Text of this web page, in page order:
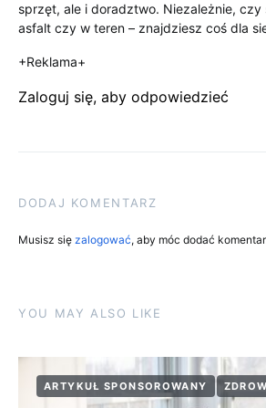
sprzęt, ale i doradztwo. Niezależnie, czy
asfalt czy w teren – znajdziesz coś dla
+Reklama+
Zaloguj się, aby odpowiedzieć
DODAJ KOMENTARZ
Musisz się zalogować, aby móc dodać
YOU MAY ALSO LIKE
ARTYKUŁ SPONSOROWANY